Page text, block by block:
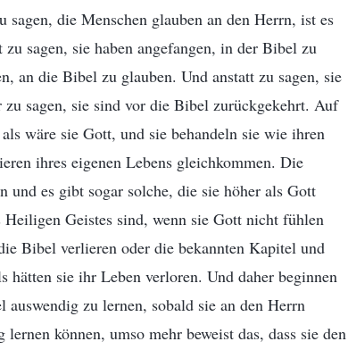
die Menschen glauben an den Herrn, ist es
sagen, sie haben angefangen, in der Bibel zu
an die Bibel zu glauben. Und anstatt zu sagen, sie
sagen, sie sind vor die Bibel zurückgekehrt. Auf
wäre sie Gott, und sie behandeln sie wie ihren
ihres eigenen Lebens gleichkommen. Die
es gibt sogar solche, die sie höher als Gott
Heiligen Geistes sind, wenn sie Gott nicht fühlen
Bibel verlieren oder die bekannten Kapitel und
hätten sie ihr Leben verloren. Und daher beginnen
zu lernen, sobald sie an den Herrn
können, umso mehr beweist das, dass sie den